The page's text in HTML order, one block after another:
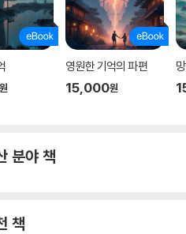
원
영원한 기억의 파편
15,000원
분야 책
책